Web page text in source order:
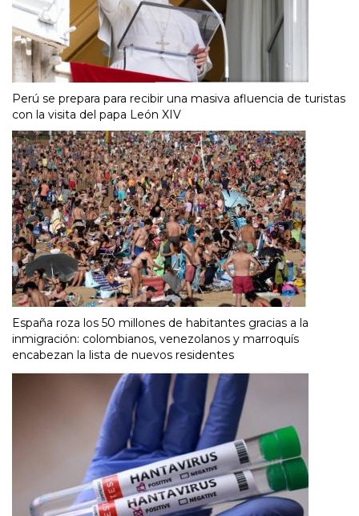
Perú se prepara para recibir una masiva afluencia de turistas
con la visita del papa León XIV
España roza los 50 millones de habitantes gracias a la
inmigración: colombianos, venezolanos y marroquís
encabezan la lista de nuevos residentes